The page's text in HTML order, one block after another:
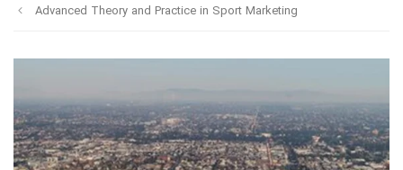
Advanced Theory and Practice in Sport Marketing